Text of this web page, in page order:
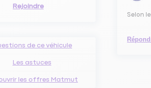
Rejoindre
de ce véhicule
Les astuces
les offres Matmut
Selon